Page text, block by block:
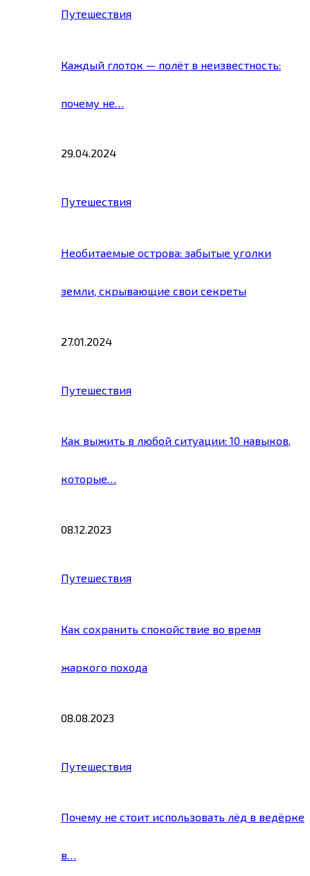
Путешествия
Каждый глоток — полёт в неизвестность:
почему не…
29.04.2024
Путешествия
Необитаемые острова: забытые уголки
земли, скрывающие свои секреты
27.01.2024
Путешествия
Как выжить в любой ситуации: 10 навыков,
которые…
08.12.2023
Путешествия
Как сохранить спокойствие во время
жаркого похода
08.08.2023
Путешествия
Почему не стоит использовать лёд в ведёрке
в…